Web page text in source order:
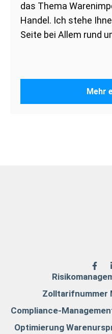
das Thema
Handel. Ich stehe
Seite bei Allem rund
Mehr
Zolltarifnummer
Compliance-
Optimierung